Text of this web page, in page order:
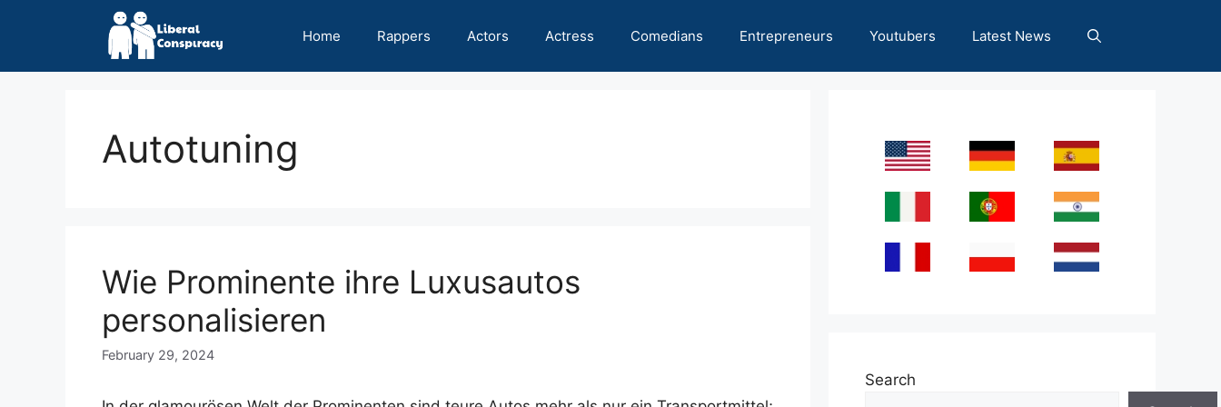
Home Rappers Actors Actress Comedians Entrepreneurs Youtubers Latest News
Autotuning
Wie Prominente ihre Luxusautos
personalisieren
February 29, 2024
Search